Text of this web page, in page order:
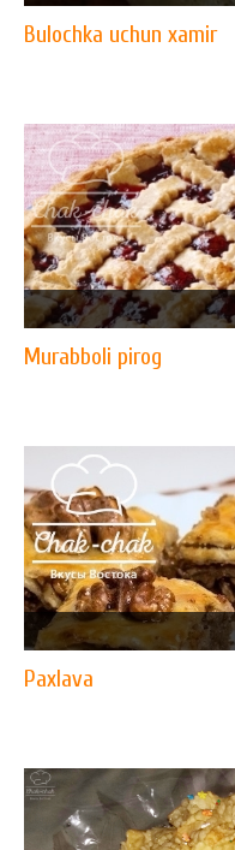
Bulochka uchun xamir
Murabboli pirog
Paxlava